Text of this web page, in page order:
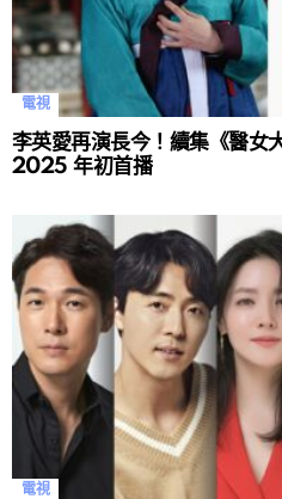
電視
李英愛再演長今！續集《醫女
2025 年初首播
電視